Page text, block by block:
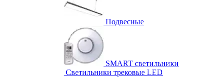
Подвесные
SMART светильники
Светильники трековые LED